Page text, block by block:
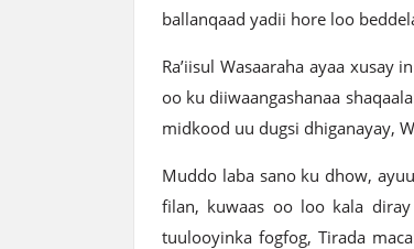
ballanqaad yadii hore loo
Ra’iisul Wasaaraha ayaa
oo ku diiwaangashanaa
midkood uu dugsi dhiganayay,
Muddo laba sano ku dhow,
filan, kuwaas oo loo kala
tuulooyinka fogfog, Tirada